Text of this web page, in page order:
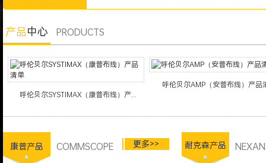
产品中心 PRODUCTS
呼伦贝尔SYSTIMAX（康普布线）产...
呼伦贝尔AMP（安普布线）产品
康普产品 COMMSCOPE 更多>> 耐克森产品